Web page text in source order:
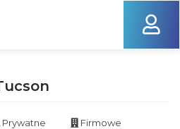
Prywatne Firmowe